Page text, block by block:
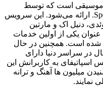
موسیقی است که توسط
شرکت سوئدی Spotify Technology S.A. ارائه می‌شود. این سرویس
سوئدی، دنیل اک و مارتین
عنوان یکی از اولین خدمات
شده است. همچنین در حال
کاربر فعال در سراسر دنیا دارای
اسپاتیفای به کاربرانش این
میلیون ‌ها آهنگ و ترانه
نمایند.